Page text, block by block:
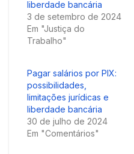
liberdade bancária
3 de setembro de 2024
Em "Justiça do
Trabalho"
Pagar salários por PIX:
possibilidades,
limitações jurídicas e
liberdade bancária
30 de julho de 2024
Em "Comentários"